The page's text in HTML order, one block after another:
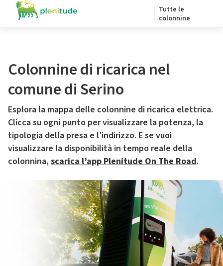
Tutte le
colonnine
Colonnine di ricarica nel
comune di Serino
Esplora la mappa delle colonnine di ricarica elettrica.
Clicca su ogni punto per visualizzare la potenza, la
tipologia della presa e l’indirizzo. E se vuoi
visualizzare la disponibilità in tempo reale della
colonnina, scarica l’app Plenitude On The Road.